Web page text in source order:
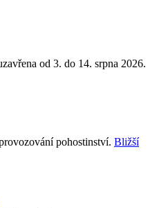
od 3. do 14. srpna 2026.
pohostinství. Bližší